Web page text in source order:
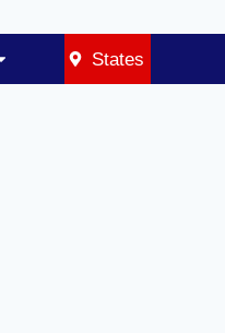
States